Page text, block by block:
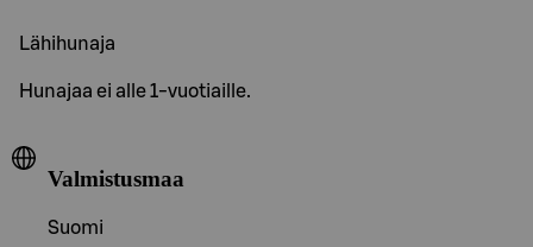
Lähihunaja
Hunajaa ei alle 1-vuotiaille.
Valmistusmaa
Suomi